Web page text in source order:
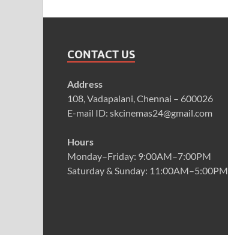
CONTACT US
Address
108, Vadapalani, Chennai – 600026
E-mail ID: skcinemas24@gmail.com
Hours
Monday–Friday: 9:00AM–7:00PM
Saturday & Sunday: 11:00AM–5:00PM